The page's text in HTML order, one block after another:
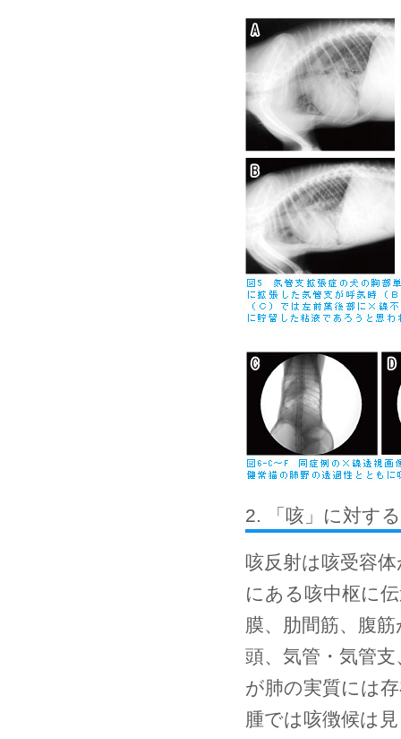
2. 「咳」に対す
咳反射は咳受容
にある咳中枢に
膜、肋間筋、腹
頭、気管・気管
が肺の実質には
腫では咳徴候は